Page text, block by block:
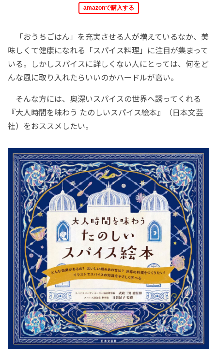
amazonで購入する
「おうちごはん」を充実させる人が増えているなか、美
味しくて健康になれる「スパイス料理」に注目が集まって
いる。しかしスパイスに詳しくない人にとっては、何をど
んな風に取り入れたらいいのかハードルが高い。
そんな方には、奥深いスパイスの世界へ誘ってくれる
『大人時間を味わう たのしいスパイス絵本』（日本文芸
社）をおススメしたい。